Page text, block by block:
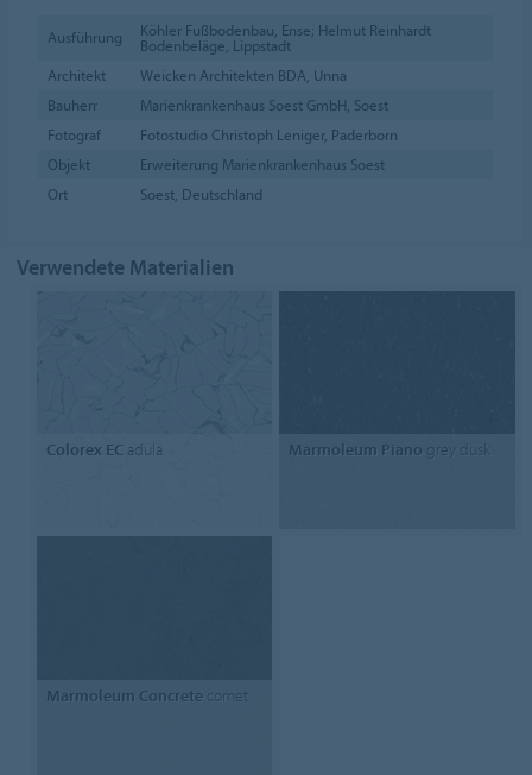
Ausführung
Köhler Fußbodenbau, Ense; Helmut Reinhardt
Bodenbeläge, Lippstadt
Architekt
Weicken Architekten BDA, Unna
Bauherr
Marienkrankenhaus Soest GmbH, Soest
Fotograf
Fotostudio Christoph Leniger, Paderborn
Objekt
Erweiterung Marienkrankenhaus Soest
Ort
Soest, Deutschland
Verwendete Materialien
Colorex EC adula Marmoleum Piano grey dusk
Marmoleum Concrete comet